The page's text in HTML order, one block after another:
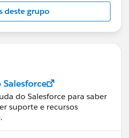
deste grupo
do Salesforce para saber
suporte e recursos